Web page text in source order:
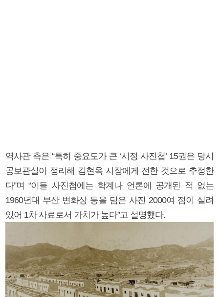
역사관 측은 “특히 중요도가 큰 ‘시정 사진첩’ 15권은 당시
공보관실이 정리해 김현옥 시장에게 전한 것으로 추정한
다”며 “이들 사진첩에는 학계나 언론에 공개된 적 없는
1960년대 부산 변화상 등을 담은 사진 2000여 점이 실려
있어 1차 사료로서 가치가 높다”고 설명했다.